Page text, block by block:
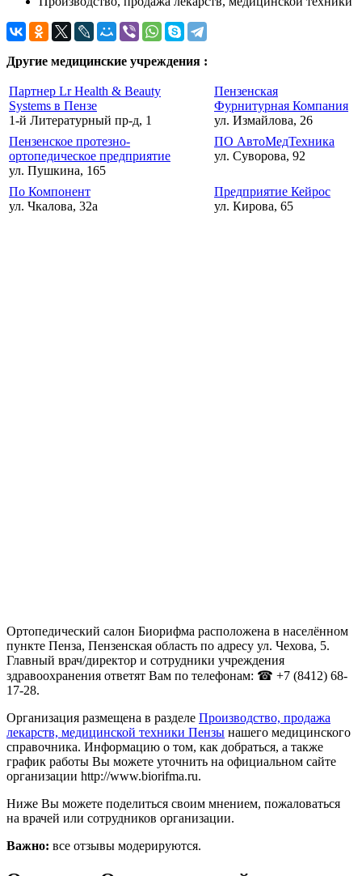
Другие медицинские учреждения :
Партнер Lr Health & Beauty
Systems в Пензе
1-й Литературный пр-д, 1
Пензенская
Фурнитурная Компания
ул. Измайлова, 26
Пензенское протезно-
ортопедическое предприятие
ул. Пушкина, 165
ПО АвтоМедТехника
ул. Суворова, 92
По Компонент
ул. Чкалова, 32а
Предприятие Кейрос
ул. Кирова, 65
Ортопедический салон Биорифма расположена в населённом
пункте Пенза, Пензенская область по адресу ул. Чехова, 5.
Главный врач/директор и сотрудники учреждения
здравоохранения ответят Вам по телефонам: ☎ +7 (8412) 68-
17-28.
Организация размещена в разделе Производство, продажа
лекарств, медицинской техники Пензы нашего медицинского
справочника. Информацию о том, как добраться, а также
график работы Вы можете уточнить на официальном сайте
организации http://www.biorifma.ru.
Ниже Вы можете поделиться своим мнением, пожаловаться
на врачей или сотрудников организации.
Важно: все отзывы модерируются.